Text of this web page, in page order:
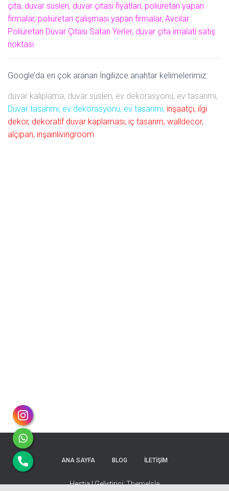
çıta, duvar süsleri, duvar çitasi fiyatlari, poliüretan yapan
firmalar, poliüretan çalışması yapan firmalar, Avcılar
Poliüretan Duvar Çıtası Satan Yerler, duvar çıta imalatı satış
noktası.
Google’da en çok aranan İngilizce anahtar kelimelerimiz:
duvar kalıplama, duvar süsleri, ev dekorasyonu, ev tasarımı,
Duvar tasarımı, ev dekorasyonu, ev tasarımı, inşaatçı, ilgi
dekor, dekoratif duvar kaplaması, iç tasarım, walldecor,
alçıpan, inşainlivingroom
ANA SAYFA BLOG İLETIŞIM
Hestia | Geliştirici:ThemeIsle